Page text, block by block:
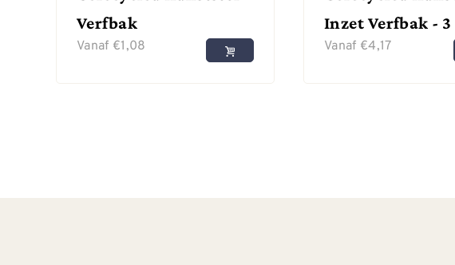
Verfbak
Vanaf €1,08
Inzet Verfbak - 3
Vanaf €4,17